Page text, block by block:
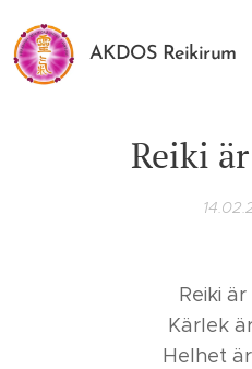
AKDOS Reikirum
Reiki
Reiki
Kärlek
Helhet